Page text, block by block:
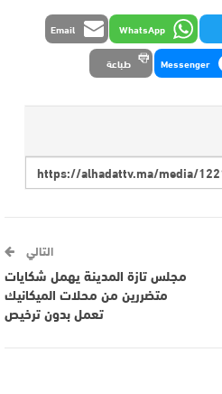
WhatsApp
Email
Messenger طباعة
التالي
مجلس تازة المدينة يهمل شكايات
متضررين من محلات الميكانيك
تعمل بدون ترخيص